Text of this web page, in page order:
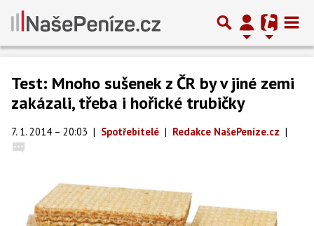
Test: Mnoho sušenek z ČR by v jiné zemi
zakázali, třeba i hořické trubičky
7. 1. 2014 – 20:03 | Spotřebitelé | Redakce NašePeníze.cz |